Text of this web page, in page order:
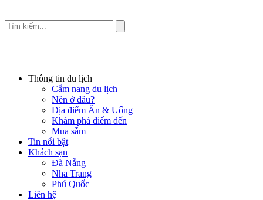
Thông tin du lịch
Cẩm nang du lịch
Nên ở đâu?
Địa điểm Ăn & Uống
Khám phá điểm đến
Mua sắm
Tin nổi bật
Khách sạn
Đà Nẵng
Nha Trang
Phú Quốc
Liên hệ